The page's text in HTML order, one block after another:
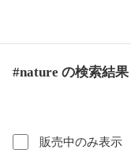
#nature の検索結果
販売中のみ表示